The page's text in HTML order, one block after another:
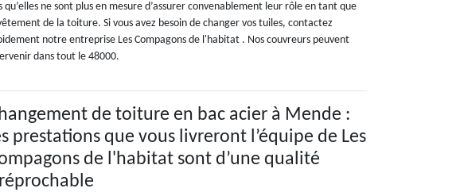
qu’elles ne sont plus en mesure d’assurer convenablement leur rôle en tant que
de la toiture. Si vous avez besoin de changer vos tuiles, contactez
notre entreprise Les Compagons de l'habitat . Nos couvreurs peuvent
dans tout le 48000.
de toiture en bac acier à Mende :
prestations que vous livreront l’équipe de Les
de l'habitat sont d’une qualité